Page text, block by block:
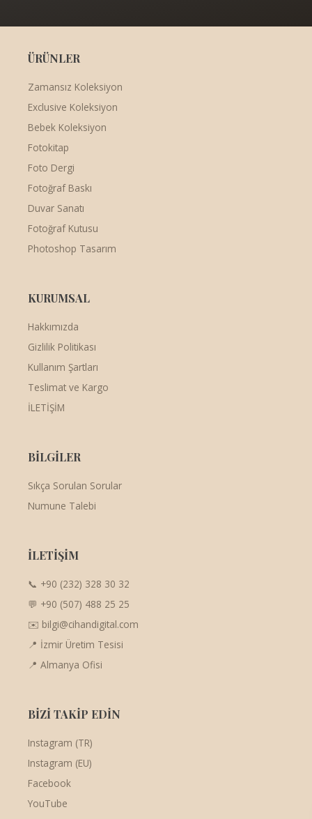
ÜRÜNLER
Zamansız Koleksiyon
Exclusive Koleksiyon
Bebek Koleksiyon
Fotokitap
Foto Dergi
Fotoğraf Baskı
Duvar Sanatı
Fotoğraf Kutusu
Photoshop Tasarım
KURUMSAL
Hakkımızda
Gizlilik Politikası
Kullanım Şartları
Teslimat ve Kargo
İLETİŞİM
BİLGİLER
Sıkça Sorulan Sorular
Numune Talebi
İLETİŞİM
📞 +90 (232) 328 30 32
💬 +90 (507) 488 25 25
✉️ bilgi@cihandigital.com
📍 İzmir Üretim Tesisi
📍 Almanya Ofisi
BİZİ TAKİP EDİN
Instagram (TR)
Instagram (EU)
Facebook
YouTube